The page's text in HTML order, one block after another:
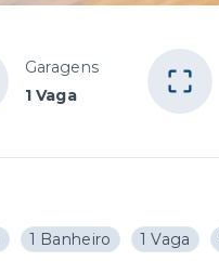
Garagens
1 Vaga
1 Banheiro 1 Vaga